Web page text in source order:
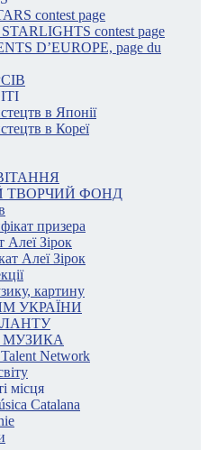
contest page
contest page
D’EUROPE, page du
в Японії
в Кореї
ТВОРЧИЙ ФОНД
призера
Алеї Зірок
Алеї Зірок
картину
УКРАЇНИ
МУЗИКА
Network
місця
Catalana